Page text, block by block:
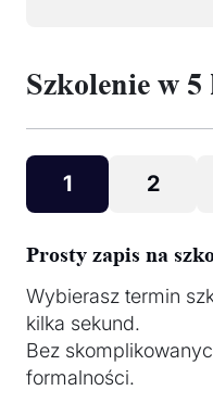
Szkolenie w
1 2
Prosty zapis na
Wybierasz termin
kilka sekund.
Bez
formalności.